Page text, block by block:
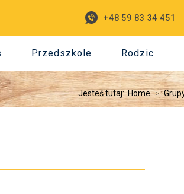
+48 59 83 34 451
Przedszkole Rodzic
Jesteś tutaj: Home >